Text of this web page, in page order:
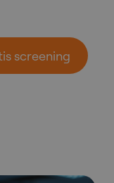
screening